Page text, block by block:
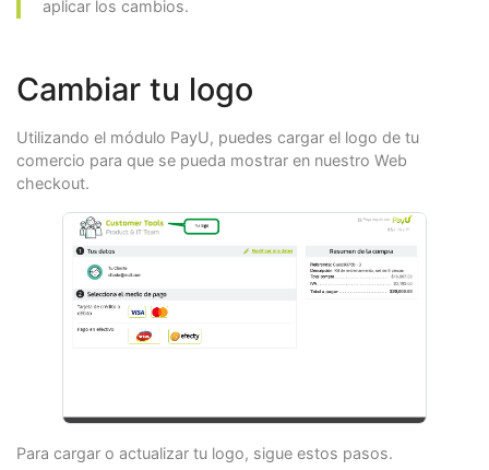
aplicar los cambios.
Cambiar tu logo
Utilizando el módulo PayU, puedes cargar el logo de tu
comercio para que se pueda mostrar en nuestro Web
checkout.
Para cargar o actualizar tu logo, sigue estos pasos.